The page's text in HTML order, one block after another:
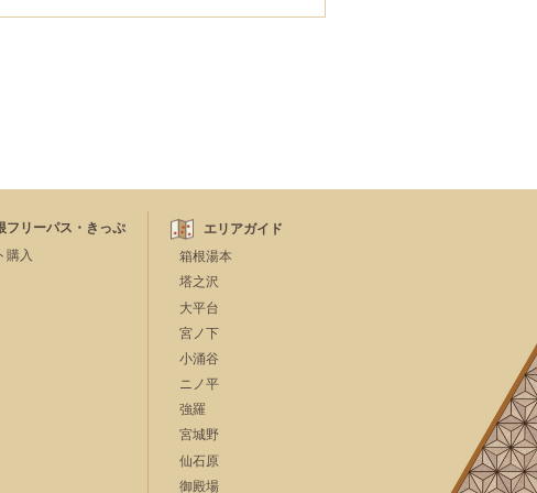
フリーパス・きっぷ
購入
エリアガイド
箱根湯本
塔之沢
大平台
宮ノ下
小涌谷
ニノ平
強羅
宮城野
仙石原
御殿場